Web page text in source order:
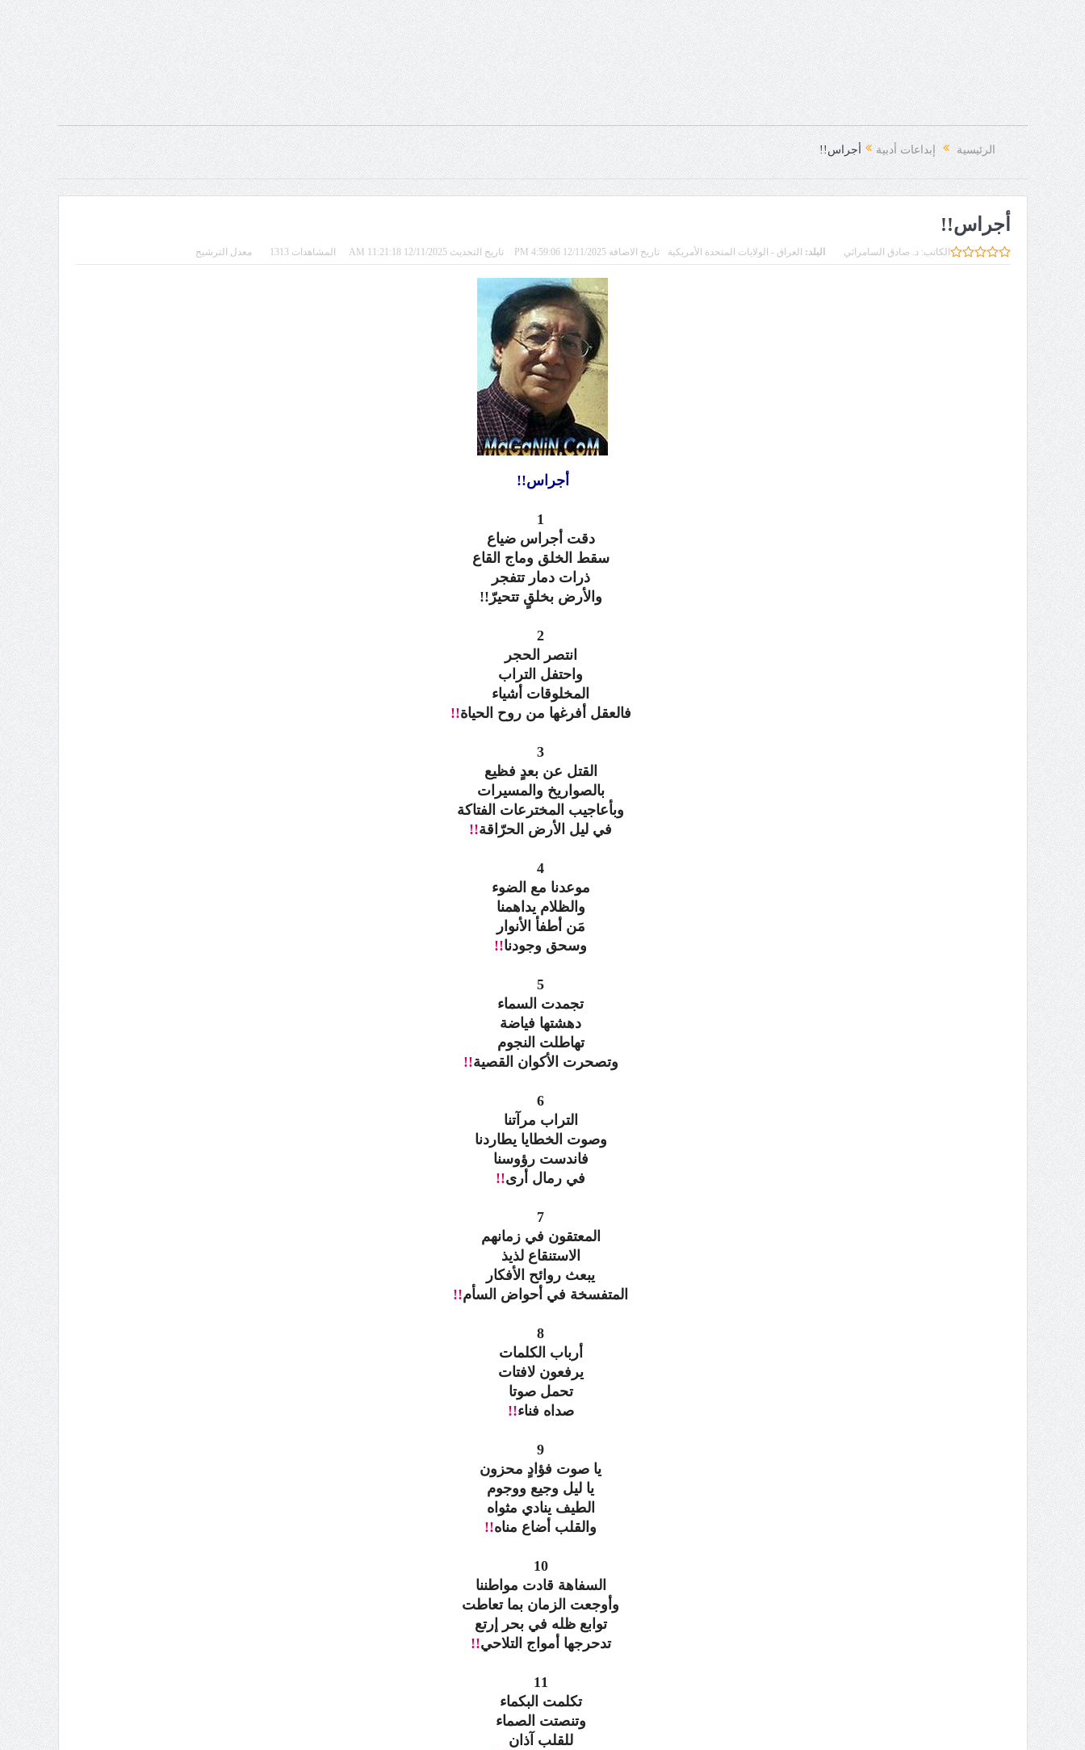
الرئيسية إبداعات أدبية أجراس!!
أجراس!!
الكاتب:د. صادق السامرائي البلد: العراق - الولايات المتحدة الأمريكية تاريخ الاضافة 12/11/2025 4:59:06 PM تاريخ التحديث 12/11/2025 11:21:18 AM المشاهدات 1313 معدل الترشيح
أجراس!!
1
دقت أجراس ضياع
سقط الخلق وماج القاع
ذرات دمار تتفجر
والأرض بخلقٍ تتحيرّ!!
انتصر الحجر
واحتفل التراب
المخلوقات أشياء
فالعقل أفرغها من روح الحياة!!
3
القتل عن بعدٍ فظيع
بالصواريخ والمسيرات
وبأعاجيب المخترعات الفتاكة
في ليل الأرض الحرّاقة!!
4
موعدنا مع الضوء
والظلام يداهمنا
مَن أطفأ الأنوار
وسحق وجودنا!!
5
تجمدت السماء
دهشتها فياضة
تهاطلت النجوم
وتصحرت الأكوان القصية!!
6
التراب مرآتنا
وصوت الخطايا يطاردنا
فاندست رؤوسنا
في رمال أرى!!
7
المعتقون في زمانهم
الاستنقاع لذيذ
يبعث روائح الأفكار
المتفسخة في أحواض السأم!!
8
أرباب الكلمات
يرفعون لافتات
تحمل صوتا
صداه فناء!!
9
يا صوت فؤادٍ محزون
يا ليل وجيع ووجوم
الطيف ينادي مثواه
والقلب أضاع مناه!!
10
السفاهة قادت مواطننا
وأوجعت الزمان بما تعاطت
توابع ظله في بحر إرتع
تدحرجها أمواج التلاحي!!
11
تكلمت البكماء
وتنصتت الصماء
للقلب آذان